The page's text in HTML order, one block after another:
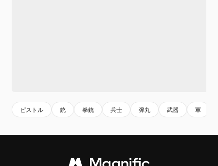
ピストル 銃 拳銃 兵士 弾丸 武器 軍